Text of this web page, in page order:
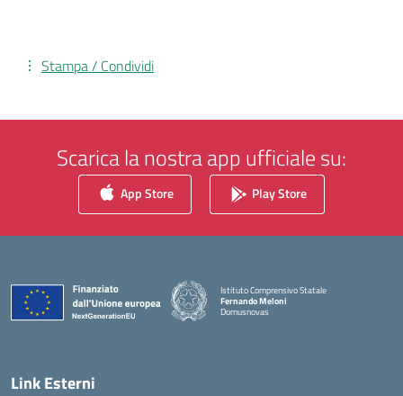
Stampa / Condividi
Scarica la nostra app ufficiale su:
App Store Play Store
Istituto Comprensivo Statale
Fernando Meloni
Domusnovas
Link Esterni